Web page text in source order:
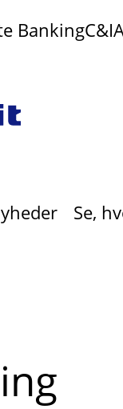
BankingC&I
Se,